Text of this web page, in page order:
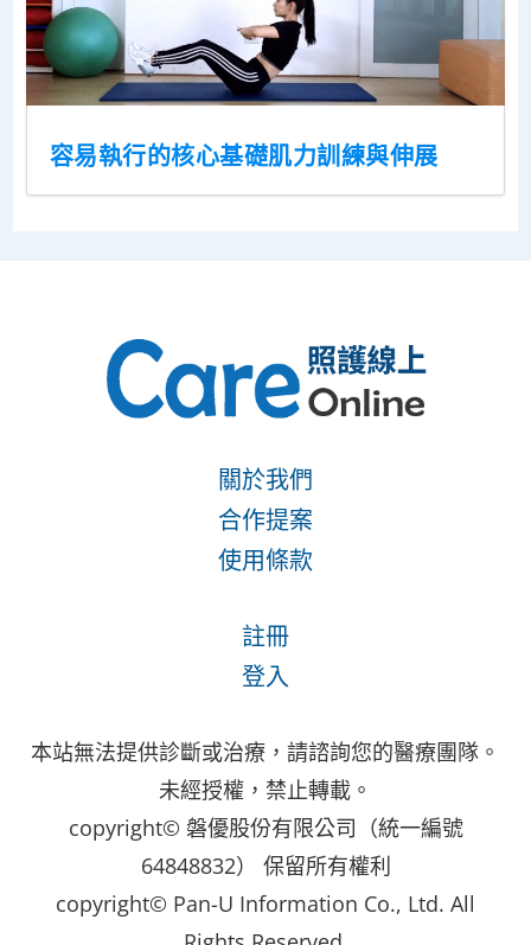
容易執行的核心基礎肌力訓練與伸展
關於我們
合作提案
使用條款
註冊
登入
本站無法提供診斷或治療，請諮詢您的醫療團隊。
未經授權，禁止轉載。
copyright© 磐優股份有限公司（統一編號
64848832） 保留所有權利
copyright© Pan-U Information Co., Ltd. All